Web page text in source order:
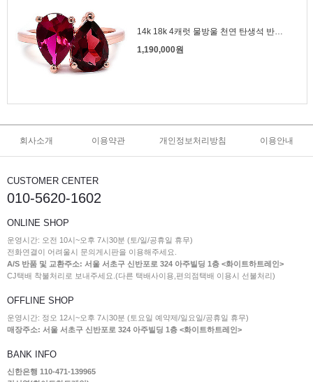
14k 18k 4캐럿 물방울 천연 탄생석 반지 뚜아에무아
1,190,000원
회사소개 이용약관 개인정보처리방침 이용안내
CUSTOMER CENTER
010-5620-1602
ONLINE SHOP
운영시간: 오전 10시~오후 7시30분 (토/일/공휴일 휴무)
전화연결이 어려울시 문의게시판을 이용해주세요.
A/S 반품 및 교환주소: 서울 서초구 신반포로 324 아주빌딩 1층 <화이트하트레인>
CJ택배 착불처리로 보내주세요.(다른 택배사이용,편의점택배 이용시 선불처리)
OFFLINE SHOP
운영시간: 정오 12시~오후 7시30분 (토요일 예약제/일요일/공휴일 휴무)
매장주소: 서울 서초구 신반포로 324 아주빌딩 1층 <화이트하트레인>
BANK INFO
신한은행 110-471-139965